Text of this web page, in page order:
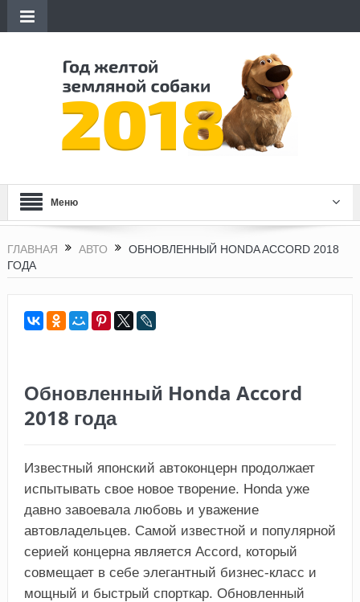
Меню
ГЛАВНАЯ АВТО
ОБНОВЛЕННЫЙ HONDA ACCORD 2018
ГОДА
Обновленный Honda Accord
2018 года
Известный японский автоконцерн продолжает
испытывать свое новое творение. Honda уже
давно завоевала любовь и уважение
автовладельцев. Самой известной и популярной
серией концерна является Accord, который
совмещает в себе элегантный бизнес-класс и
мощный и быстрый спорткар. Обновленный